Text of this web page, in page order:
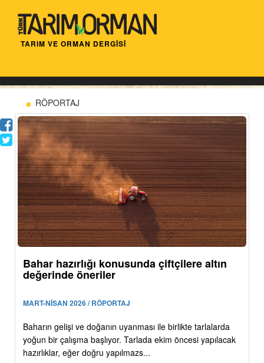
TARIM VE ORMAN DERGİSİ
RÖPORTAJ
Bahar hazırlığı konusunda çiftçilere altın
değerinde öneriler
MART-NİSAN 2026 / RÖPORTAJ
Baharın gelişi ve doğanın uyanması ile birlikte tarlalarda
yoğun bir çalışma başlıyor. Tarlada ekim öncesi yapılacak
hazırlıklar, eğer doğru yapılmazs...